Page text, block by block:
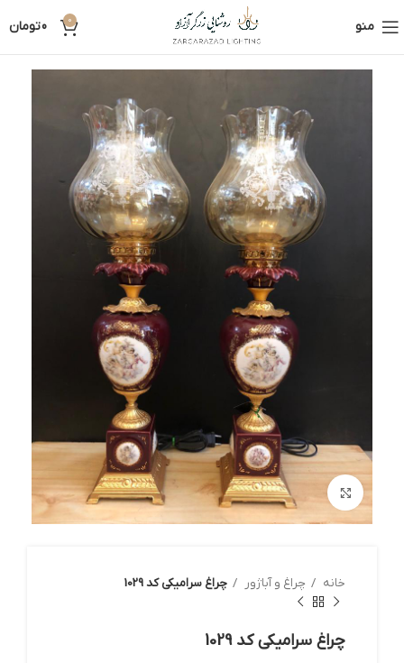
منو 0
0تومان
بزرگنمایی تصویر
خانه چراغ و آباژور چراغ سرامیکی کد 1029
چراغ سرامیکی کد 1029